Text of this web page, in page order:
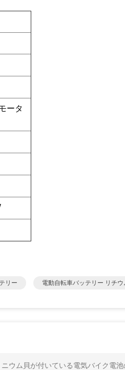
ータ
リー 電動自転車バッテリー リチウ
ウム貝が付いている電気バイク電